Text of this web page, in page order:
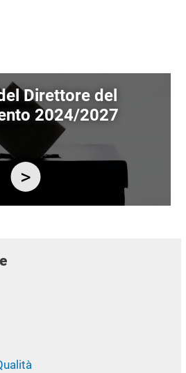
social
Direttore del
2024/2027